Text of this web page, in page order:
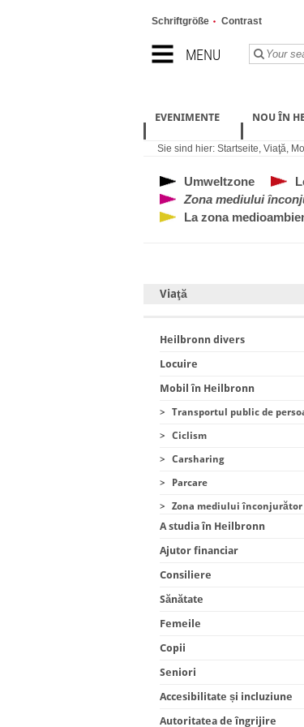
MENU
Schriftgröße Contrast
EVENIMENTE NOU ÎN
Sie sind hier: Startseite, Viaţă,
Umweltzone
Zona mediului
La zona
Viaţă
Heilbronn divers
Locuire
Mobil în Heilbronn
> Transportul public de
> Ciclism
> Carsharing
> Parcare
> Zona mediului înconjurător
A studia în Heilbronn
Ajutor financiar
Consiliere
Sănătate
Femeile
Copii
Seniori
Accesibilitate și incluziune
Autoritatea de îngrijire